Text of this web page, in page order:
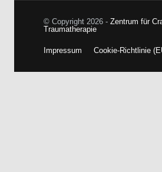
© Copyright 2026 - Zentrum für
Traumatherapie
Impressum Cookie-Richtlinie